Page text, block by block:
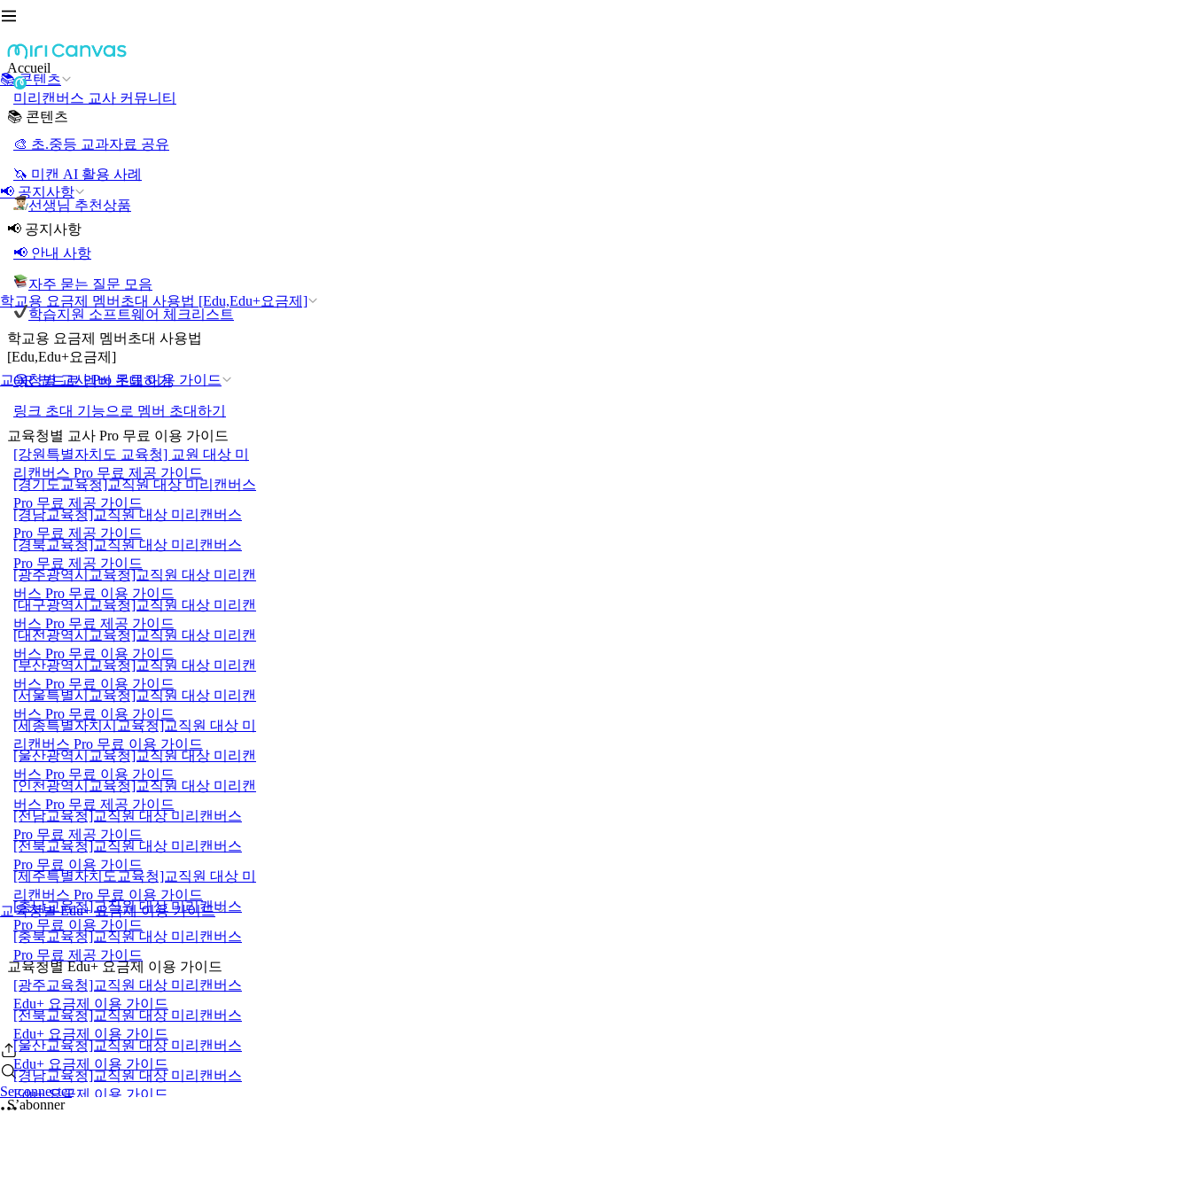
📚 콘텐츠
📢 공지사항
학교용 요금제 멤버초대 사용법 [Edu,Edu+요금제]
교육청별 교사 Pro 무료 이용 가이드
교육청별 Edu+ 요금제 이용 가이드
Se connecter
Accueil
미리캔버스 교사 커뮤니티
📚 콘텐츠
🎨 초.중등 교과자료 공유
🦄 미캔 AI 활용 사례
선생님 추천상품
📢 공지사항
📢 안내 사항
자주 묻는 질문 모음
학습지원 소프트웨어 체크리스트
학교용 요금제 멤버초대 사용법
[Edu,Edu+요금제]
QR 코드로 멤버 초대하기
링크 초대 기능으로 멤버 초대하기
교육청별 교사 Pro 무료 이용 가이드
[강원특별자치도 교육청] 교원 대상 미
리캔버스 Pro 무료 제공 가이드
[경기도교육청]교직원 대상 미리캔버스
Pro 무료 제공 가이드
[경남교육청]교직원 대상 미리캔버스
Pro 무료 제공 가이드
[경북교육청]교직원 대상 미리캔버스
Pro 무료 제공 가이드
[광주광역시교육청]교직원 대상 미리캔
버스 Pro 무료 이용 가이드
[대구광역시교육청]교직원 대상 미리캔
버스 Pro 무료 제공 가이드
[대전광역시교육청]교직원 대상 미리캔
버스 Pro 무료 이용 가이드
[부산광역시교육청]교직원 대상 미리캔
버스 Pro 무료 이용 가이드
[서울특별시교육청]교직원 대상 미리캔
버스 Pro 무료 이용 가이드
[세종특별자치시교육청]교직원 대상 미
리캔버스 Pro 무료 이용 가이드
[울산광역시교육청]교직원 대상 미리캔
버스 Pro 무료 이용 가이드
[인천광역시교육청]교직원 대상 미리캔
버스 Pro 무료 제공 가이드
[전남교육청]교직원 대상 미리캔버스
Pro 무료 제공 가이드
[전북교육청]교직원 대상 미리캔버스
Pro 무료 이용 가이드
[제주특별자치도교육청]교직원 대상 미
리캔버스 Pro 무료 이용 가이드
[충남교육청]교직원 대상 미리캔버스
Pro 무료 이용 가이드
[충북교육청]교직원 대상 미리캔버스
Pro 무료 제공 가이드
교육청별 Edu+ 요금제 이용 가이드
[광주교육청]교직원 대상 미리캔버스
Edu+ 요금제 이용 가이드
[전북교육청]교직원 대상 미리캔버스
Edu+ 요금제 이용 가이드
[울산교육청]교직원 대상 미리캔버스
Edu+ 요금제 이용 가이드
[경남교육청]교직원 대상 미리캔버스
Edu+ 요금제 이용 가이드
S’abonner